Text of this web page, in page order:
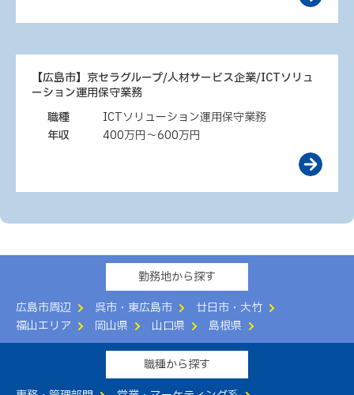
【広島市】京セラグループ/人材サービス企業/ICTソリュ
ーション運用保守業務
職種
ICTソリューション運用保守業務
年収
400万円～600万円
勤務地から探す
広島市周辺
呉市・東広島市
廿日市・大竹
福山エリア
岡山県 山口県 島根県
職種から探す